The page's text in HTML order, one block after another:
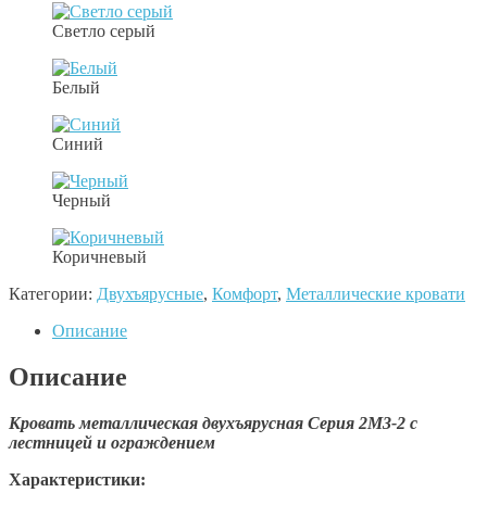
Светло серый
Белый
Синий
Черный
Коричневый
Категории: Двухъярусные, Комфорт, Металлические кровати
Описание
Описание
Кровать металлическая двухъярусная Серия 2М3-2 с
лестницей и ограждением
Характеристики: